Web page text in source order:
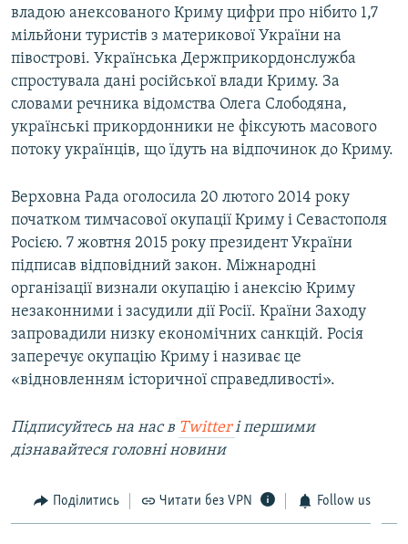
владою анексованого Криму цифри про нібито 1,7
мільйони туристів з материкової України на
півострові. Українська Держприкордонслужба
спростувала дані російської влади Криму. За
словами речника відомства Олега Слободяна,
українські прикордонники не фіксують масового
потоку українців, що їдуть на відпочинок до Криму.
Верховна Рада оголосила 20 лютого 2014 року
початком тимчасової окупації Криму і Севастополя
Росією. 7 жовтня 2015 року президент України
підписав відповідний закон. Міжнародні
організації визнали окупацію і анексію Криму
незаконними і засудили дії Росії. Країни Заходу
запровадили низку економічних санкцій. Росія
заперечує окупацію Криму і називає це
«відновленням історичної справедливості».
Підписуйтесь на наc в Twitterі першими
дізнавайтеся головні новини
Поділитись Читати без VPN Follow us